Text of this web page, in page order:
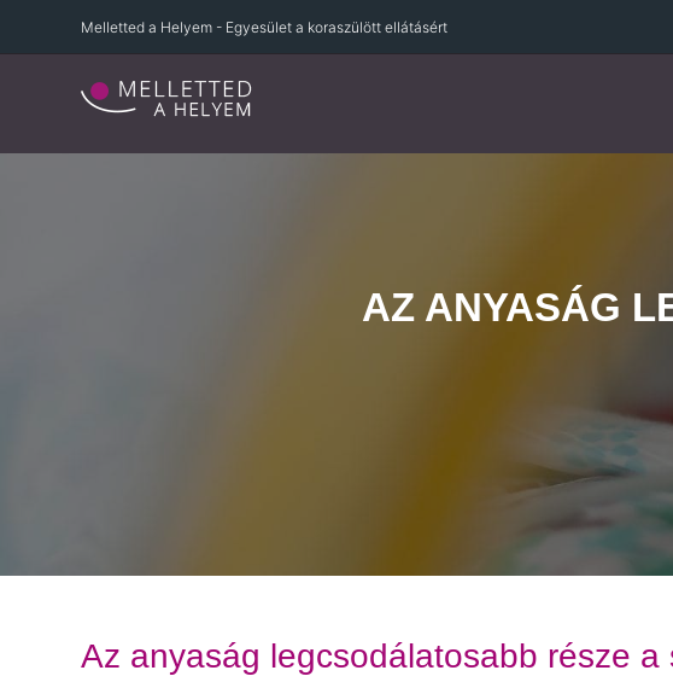
Melletted a Helyem - Egyesület a koraszülött ellátásért
AZ ANYASÁG
Az anyaság legcsodálatosabb része a